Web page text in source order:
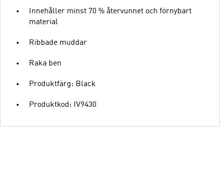
Innehåller minst 70 % återvunnet och förnybart
material
Ribbade muddar
Raka ben
Produktfärg: Black
Produktkod: IV9430